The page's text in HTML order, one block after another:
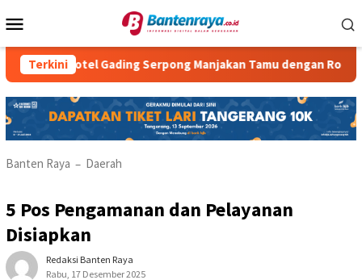
ke
Mobile
Terkini
Gading Serpong Manjakan Tamu dengan Robot Waiter
Banten Raya – Daerah
5 Pos Pengamanan dan Pelayanan
Disiapkan
Redaksi Banten Raya
Rabu, 17 Desember 2025